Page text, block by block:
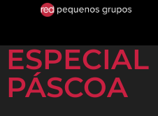
ESPECIAL
PÁSCOA